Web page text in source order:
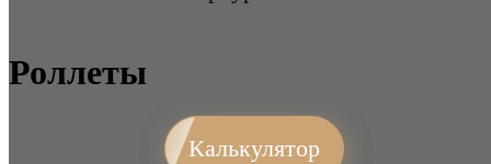
Роллеты
Калькулятор